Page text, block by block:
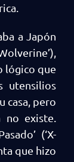
a Japón
lógico que
utensilios
casa, pero
existe.
(‘X-
que hizo